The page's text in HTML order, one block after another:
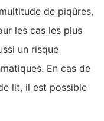
de piqûres,
les cas les plus
un risque
En cas de
lit, il est possible